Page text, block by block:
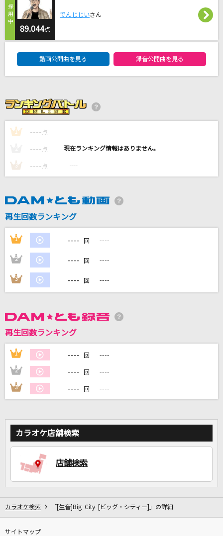
[生音]サクラループ
Chevon
残響散歌
Aimer(エメ)
Official髭男dism
[生音]紫煙
カラオケ最新情報をチェック！
DAMに会員登録・ログインして
自宅でカラオケ歌い放題！
家族や友達と一緒に！練習にも！
89.044点
でんじじいさん
動画公開曲を見る 録音公開曲を見る
1 ---- 点 ----
---- 点 ----
3 ---- 点 ----
再生回数ランキング
1 ---- 回 ----
2 ---- 回 ----
3 ---- 回 ----
再生回数ランキング
1 ---- 回 ----
2 ---- 回 ----
3 ---- 回 ----
カラオケ店舗検索
店舗検索
カラオケ検索 「[生音]Big City [ビッグ・シティー]」の詳細
サイトマップ